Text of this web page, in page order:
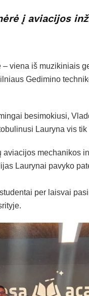
į aviacijos
viena iš muzikiniais
Gedimino
besimokiusi,
Lauryna vis
aviacijos mechanikos
Laurynai pavyko
per laisvai